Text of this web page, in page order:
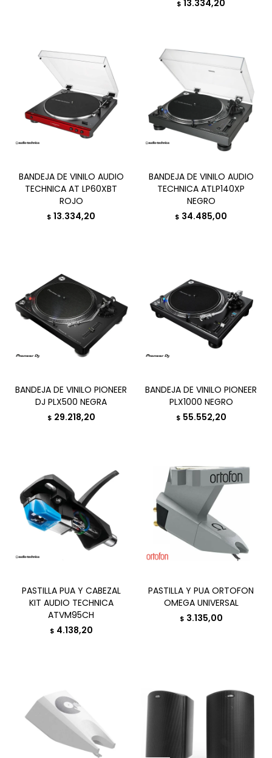
$ 13.334,20
BANDEJA DE VINILO AUDIO
TECHNICA AT LP60XBT
ROJO
$ 13.334,20
BANDEJA DE VINILO AUDIO
TECHNICA ATLP140XP
NEGRO
$ 34.485,00
BANDEJA DE VINILO PIONEER
DJ PLX500 NEGRA
$ 29.218,20
BANDEJA DE VINILO PIONEER
PLX1000 NEGRO
$ 55.552,20
PASTILLA PUA Y CABEZAL
KIT AUDIO TECHNICA
ATVM95CH
$ 4.138,20
PASTILLA Y PUA ORTOFON
OMEGA UNIVERSAL
$ 3.135,00